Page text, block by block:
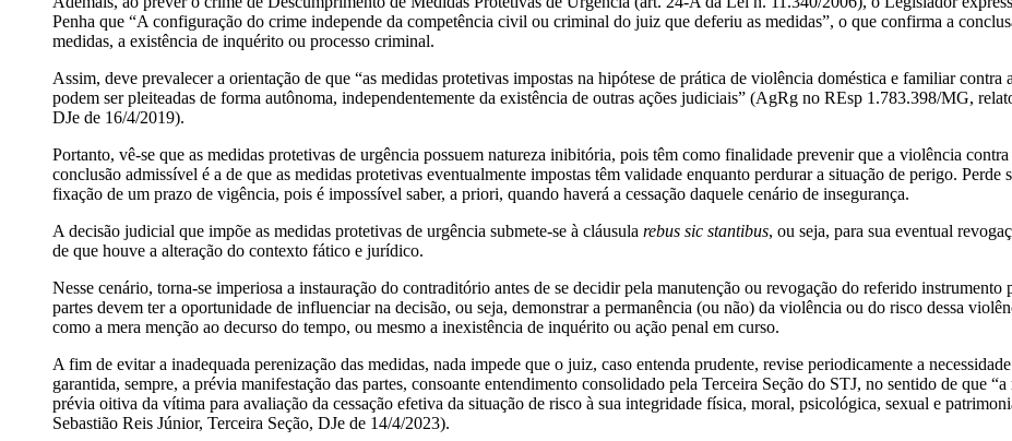
Penha que “A configuração do crime independe da competência civil ou criminal do juiz que deferiu as medidas”, o que confirma a
medidas, a existência de inquérito ou processo criminal.
Assim, deve prevalecer a orientação de que “as medidas protetivas impostas na hipótese de prática de violência doméstica e familiar
podem ser pleiteadas de forma autônoma, independentemente da existência de outras ações judiciais” (AgRg no REsp 1.783.398/MG,
DJe de 16/4/2019).
Portanto, vê-se que as medidas protetivas de urgência possuem natureza inibitória, pois têm como finalidade prevenir que a violência
conclusão admissível é a de que as medidas protetivas eventualmente impostas têm validade enquanto perdurar a situação de perigo. Perde
fixação de um prazo de vigência, pois é impossível saber, a priori, quando haverá a cessação daquele cenário de insegurança.
A decisão judicial que impõe as medidas protetivas de urgência submete-se à cláusula rebus sic stantibus, ou seja, para sua eventual
de que houve a alteração do contexto fático e jurídico.
Nesse cenário, torna-se imperiosa a instauração do contraditório antes de se decidir pela manutenção ou revogação do referido
partes devem ter a oportunidade de influenciar na decisão, ou seja, demonstrar a permanência (ou não) da violência ou do risco dessa
como a mera menção ao decurso do tempo, ou mesmo a inexistência de inquérito ou ação penal em curso.
A fim de evitar a inadequada perenização das medidas, nada impede que o juiz, caso entenda prudente, revise periodicamente a
garantida, sempre, a prévia manifestação das partes, consoante entendimento consolidado pela Terceira Seção do STJ, no sentido de que
prévia oitiva da vítima para avaliação da cessação efetiva da situação de risco à sua integridade física, moral, psicológica, sexual e
Sebastião Reis Júnior, Terceira Seção, DJe de 14/4/2023).